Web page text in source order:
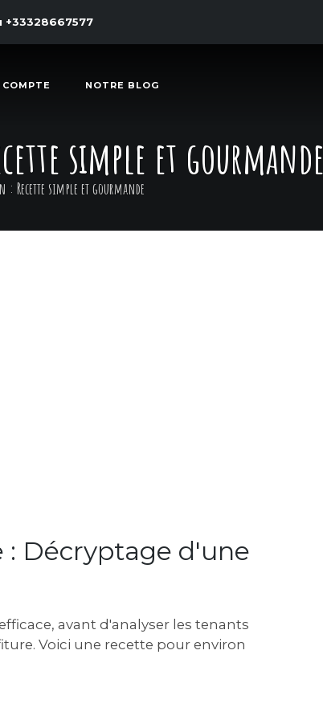
+33328667577
NOTRE BLOG
simple et gourmande
Recette simple et gourmande
: Décryptage d'une
avant d'analyser les tenants
Voici une recette pour environ